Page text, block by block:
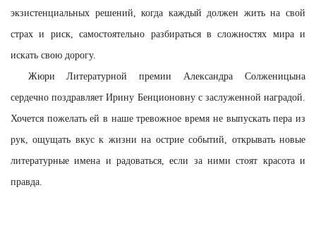
экзистенциальных решений, когда каждый должен жить на свой
страх и риск, самостоятельно разбираться в сложностях мира и
искать свою дорогу.
Жюри Литературной премии Александра Солженицына
сердечно поздравляет Ирину Бенционовну с заслуженной наградой.
Хочется пожелать ей в наше тревожное время не выпускать пера из
рук, ощущать вкус к жизни на острие событий, открывать новые
литературные имена и радоваться, если за ними стоят красота и
правда.